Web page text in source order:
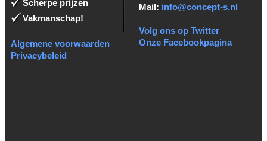
Scherpe prijzen
Vakmanschap!
Algemene voorwaarden
Privacybeleid
Mail: info@concept-s.nl
Volg ons op Twitter
Onze Facebookpagina